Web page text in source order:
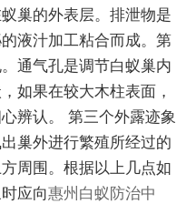
巢的外表层。排泄物是
液汁加工粘合而成。第
通气孔是调节白蚁巢内
如果在较大木柱表面，
辨认。 第三个外露迹象
巢外进行繁殖所经过的
周围。根据以上几点如
应向惠州白蚁防治中